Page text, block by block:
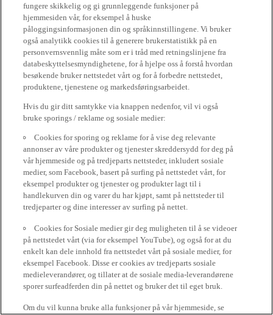
fungere skikkelig og gi grunnleggende funksjoner på
hjemmesiden vår, for eksempel å huske
påloggingsinformasjonen din og språkinnstillingene. Vi bruker
også analytikk cookies til å generere brukerstatistikk på en
personvernsvennlig måte som er i tråd med retningslinjene fra
databeskyttelsesmyndighetene, for å hjelpe oss å forstå hvordan
besøkende bruker nettstedet vårt og for å forbedre nettstedet,
produktene, tjenestene og markedsføringsarbeidet.
Hvis du gir ditt samtykke via knappen nedenfor, vil vi også
bruke sporings / reklame og sosiale medier:
Cookies for sporing og reklame for å vise deg relevante
annonser av våre produkter og tjenester skreddersydd for deg på
vår hjemmeside og på tredjeparts nettsteder, inkludert sosiale
medier, som Facebook, basert på surfing på nettstedet vårt, for
eksempel produkter og tjenester og produkter lagt til i
handlekurven din og varer du har kjøpt, samt på nettsteder til
tredjeparter og dine interesser av surfing på nettet.
Cookies for Sosiale medier gir deg muligheten til å se videoer
på nettstedet vårt (via for eksempel YouTube), og også for at du
enkelt kan dele innhold fra nettstedet vårt på sosiale medier, for
eksempel Facebook. Disse er cookies av tredjeparts sosiale
medieleverandører, og tillater at de sosiale media-leverandørene
sporer surfeadferden din på nettet og bruker det til eget bruk.
Om du vil kunna bruke alla funksjoner på vår hjemmeside, se